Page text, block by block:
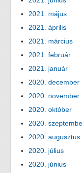
2021. május
2021. április
2021. március
2021. február
2021. január
2020. december
2020. november
2020. október
2020.
2020. augusztus
2020. július
2020. június